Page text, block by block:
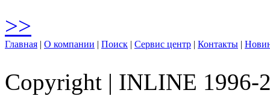
>>
Главная | О компании | Поиск | Сервис центр | Контакты |
Copyright | INLINE 1996-